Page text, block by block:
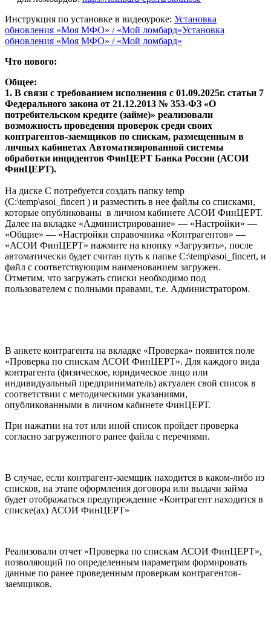
Инструкция по установке в видеоуроке: Установка
обновления «Моя МФО» / «Мой ломбард»Установка
обновления «Моя МФО» / «Мой ломбард»
Что нового:
Общее:
1. В связи с требованием исполнения с 01.09.2025г. статьи 7
Федерального закона от 21.12.2013 № 353-ФЗ «О
потребительском кредите (займе)» реализовали
возможность проведения проверок среди своих
контрагентов-заемщиков по спискам, размещенным в
личных кабинетах Автоматизированной системы
обработки инцидентов ФинЦЕРТ Банка России (АСОИ
ФинЦЕРТ).
На диске С потребуется создать папку temp
(C:\temp\asoi_fincert ) и разместить в нее файлы со списками,
которые опубликованы в личном кабинете АСОИ ФинЦЕРТ.
Далее на вкладке «Администрирование» — «Настройки» —
«Общие» — «Настройки справочника «Контрагентов» —
«АСОИ ФинЦЕРТ» нажмите на кнопку «Загрузить», после
автоматически будет считан путь к папке C:\temp\asoi_fincert, и
файл с соответствующим наименованием загружен.
Отметим, что загружать списки необходимо под
пользователем с полными правами, т.е. Администратором.
В анкете контрагента на вкладке «Проверка» появится поле
«Проверка по спискам АСОИ ФинЦЕРТ». Для каждого вида
контрагента (физическое, юридическое лицо или
индивидуальный предприниматель) актуален свой список в
соответствии с методическими указаниями,
опубликованными в личном кабинете ФинЦЕРТ.
При нажатии на тот или иной список пройдет проверка
согласно загруженного ранее файла с перечнями.
В случае, если контрагент-заемщик находится в каком-либо из
списков, на этапе оформления договора или выдачи займа
будет отображаться предупреждение «Контрагент находится в
списке(ах) АСОИ ФинЦЕРТ»
Реализовали отчет «Проверка по спискам АСОИ ФинЦЕРТ»,
позволяющий по определенным параметрам формировать
данные по ранее проведенным проверкам контрагентов-
заемщиков.